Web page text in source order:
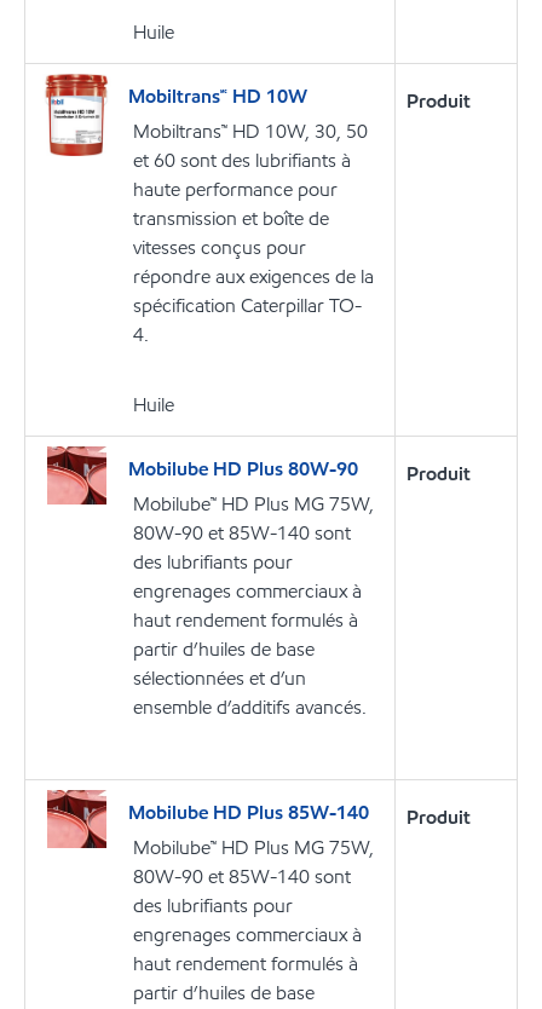
Huile
Mobiltrans🅪 HD 10W
Mobiltrans™ HD 10W, 30, 50
et 60 sont des lubrifiants à
haute performance pour
transmission et boîte de
vitesses conçus pour
répondre aux exigences de la
spécification Caterpillar TO-
4.
Huile
Produit
Mobilube HD Plus 80W-90
Mobilube™ HD Plus MG 75W,
80W-90 et 85W-140 sont
des lubrifiants pour
engrenages commerciaux à
haut rendement formulés à
partir d’huiles de base
sélectionnées et d’un
ensemble d’additifs avancés.
Produit
Mobilube HD Plus 85W-140
Mobilube™ HD Plus MG 75W,
80W-90 et 85W-140 sont
des lubrifiants pour
engrenages commerciaux à
haut rendement formulés à
partir d’huiles de base
Produit